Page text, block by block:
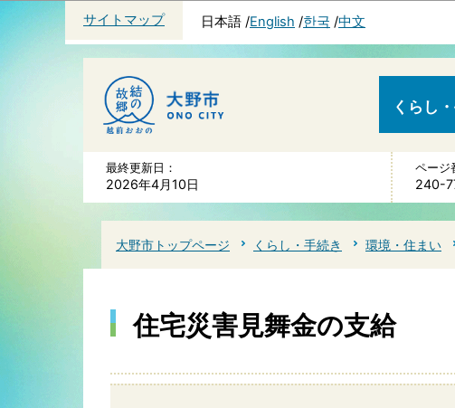
サイトマップ 日本語 English 한국 中文
くらし
最終更新日：
2026年4月10日
ページ
240-
大野市トップページ くらし・手続き 環境・住まい
住宅災害見舞金の支給